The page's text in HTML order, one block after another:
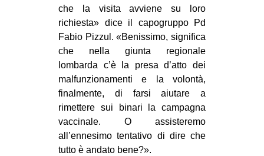
che la visita avviene su loro
richiesta» dice il capogruppo Pd
Fabio Pizzul. «Benissimo, significa
che nella giunta regionale
lombarda c’è la presa d’atto dei
malfunzionamenti e la volontà,
finalmente, di farsi aiutare a
rimettere sui binari la campagna
vaccinale. O assisteremo
all’ennesimo tentativo di dire che
tutto è andato bene?».